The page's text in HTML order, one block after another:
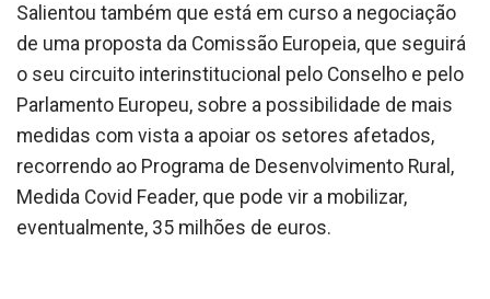
Salientou também que está em curso a negociação
de uma proposta da Comissão Europeia, que seguirá
o seu circuito interinstitucional pelo Conselho e pelo
Parlamento Europeu, sobre a possibilidade de mais
medidas com vista a apoiar os setores afetados,
recorrendo ao Programa de Desenvolvimento Rural,
Medida Covid Feader, que pode vir a mobilizar,
eventualmente, 35 milhões de euros.